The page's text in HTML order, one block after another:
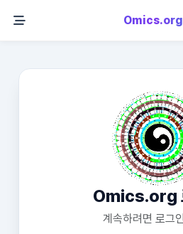
Omics.org
Omics.org
계속하려면 로그